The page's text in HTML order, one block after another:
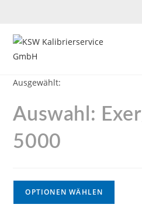
Ausgewählt:
Auswahl:
5000
OPTIONEN WÄHLEN